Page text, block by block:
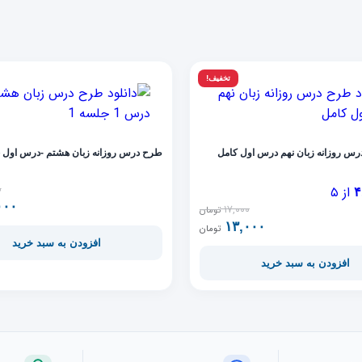
تخفیف!
روزانه زبان نهم درس اول کامل
از ۵
۱۷,۰۰۰ تومان
۱۳,۰۰۰ تومان
افزودن به سبد خرید
طرح درس روزانه زبان هشتم -درس اول
افزودن به سبد خرید